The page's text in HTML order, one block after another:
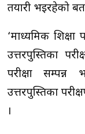
तयारी भइरहेको
‘माध्यमिक
उत्तरपुस्तिका
परीक्षा सम्पन्न
उत्तरपुस्तिका
।